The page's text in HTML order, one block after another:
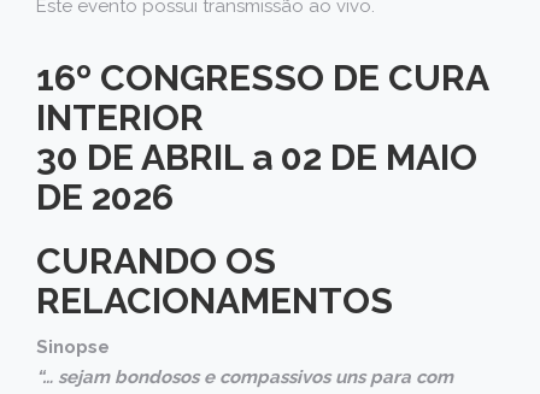
Este evento possui transmissão ao vivo.
16º CONGRESSO DE CURA
INTERIOR
30 DE ABRIL a 02 DE MAIO
DE 2026
CURANDO OS
RELACIONAMENTOS
Sinopse
“… sejam bondosos e compassivos uns para com